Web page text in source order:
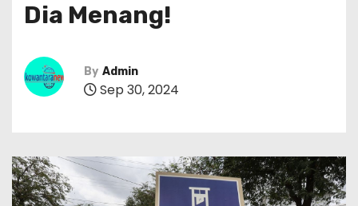
Dia Menang!
By Admin
Sep 30, 2024